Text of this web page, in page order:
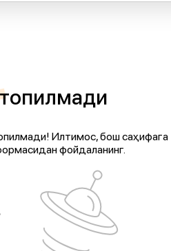
Илтимос, бош саҳифага
фойдаланинг.